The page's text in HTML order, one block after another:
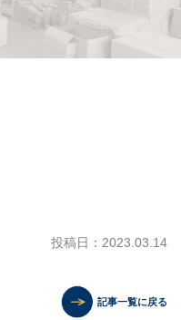
投稿日：2023.03.14
記事一覧に戻る